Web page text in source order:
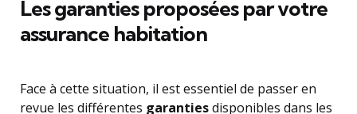
Les garanties proposées par votre
assurance habitation
Face à cette situation, il est essentiel de passer en
revue les différentes garantiesdisponibles dans les